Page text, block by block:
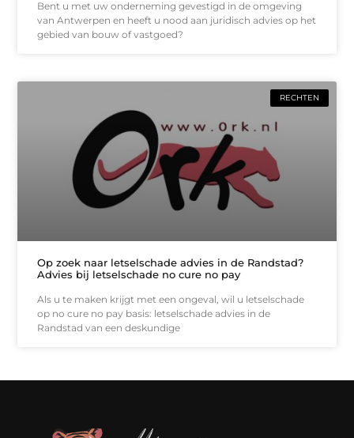
Bent u met uw onderneming gevestigd in de omgeving
van Antwerpen en heeft u nood aan juridisch advies op het
gebied van bouw of vastgoed?
RECHTEN
Op zoek naar letselschade advies in de Randstad?
Advies bij letselschade no cure no pay
Als u te maken krijgt met een ongeval, wil u letselschade
op no cure no pay basis: letselschade advies in de
Randstad van een deskundige